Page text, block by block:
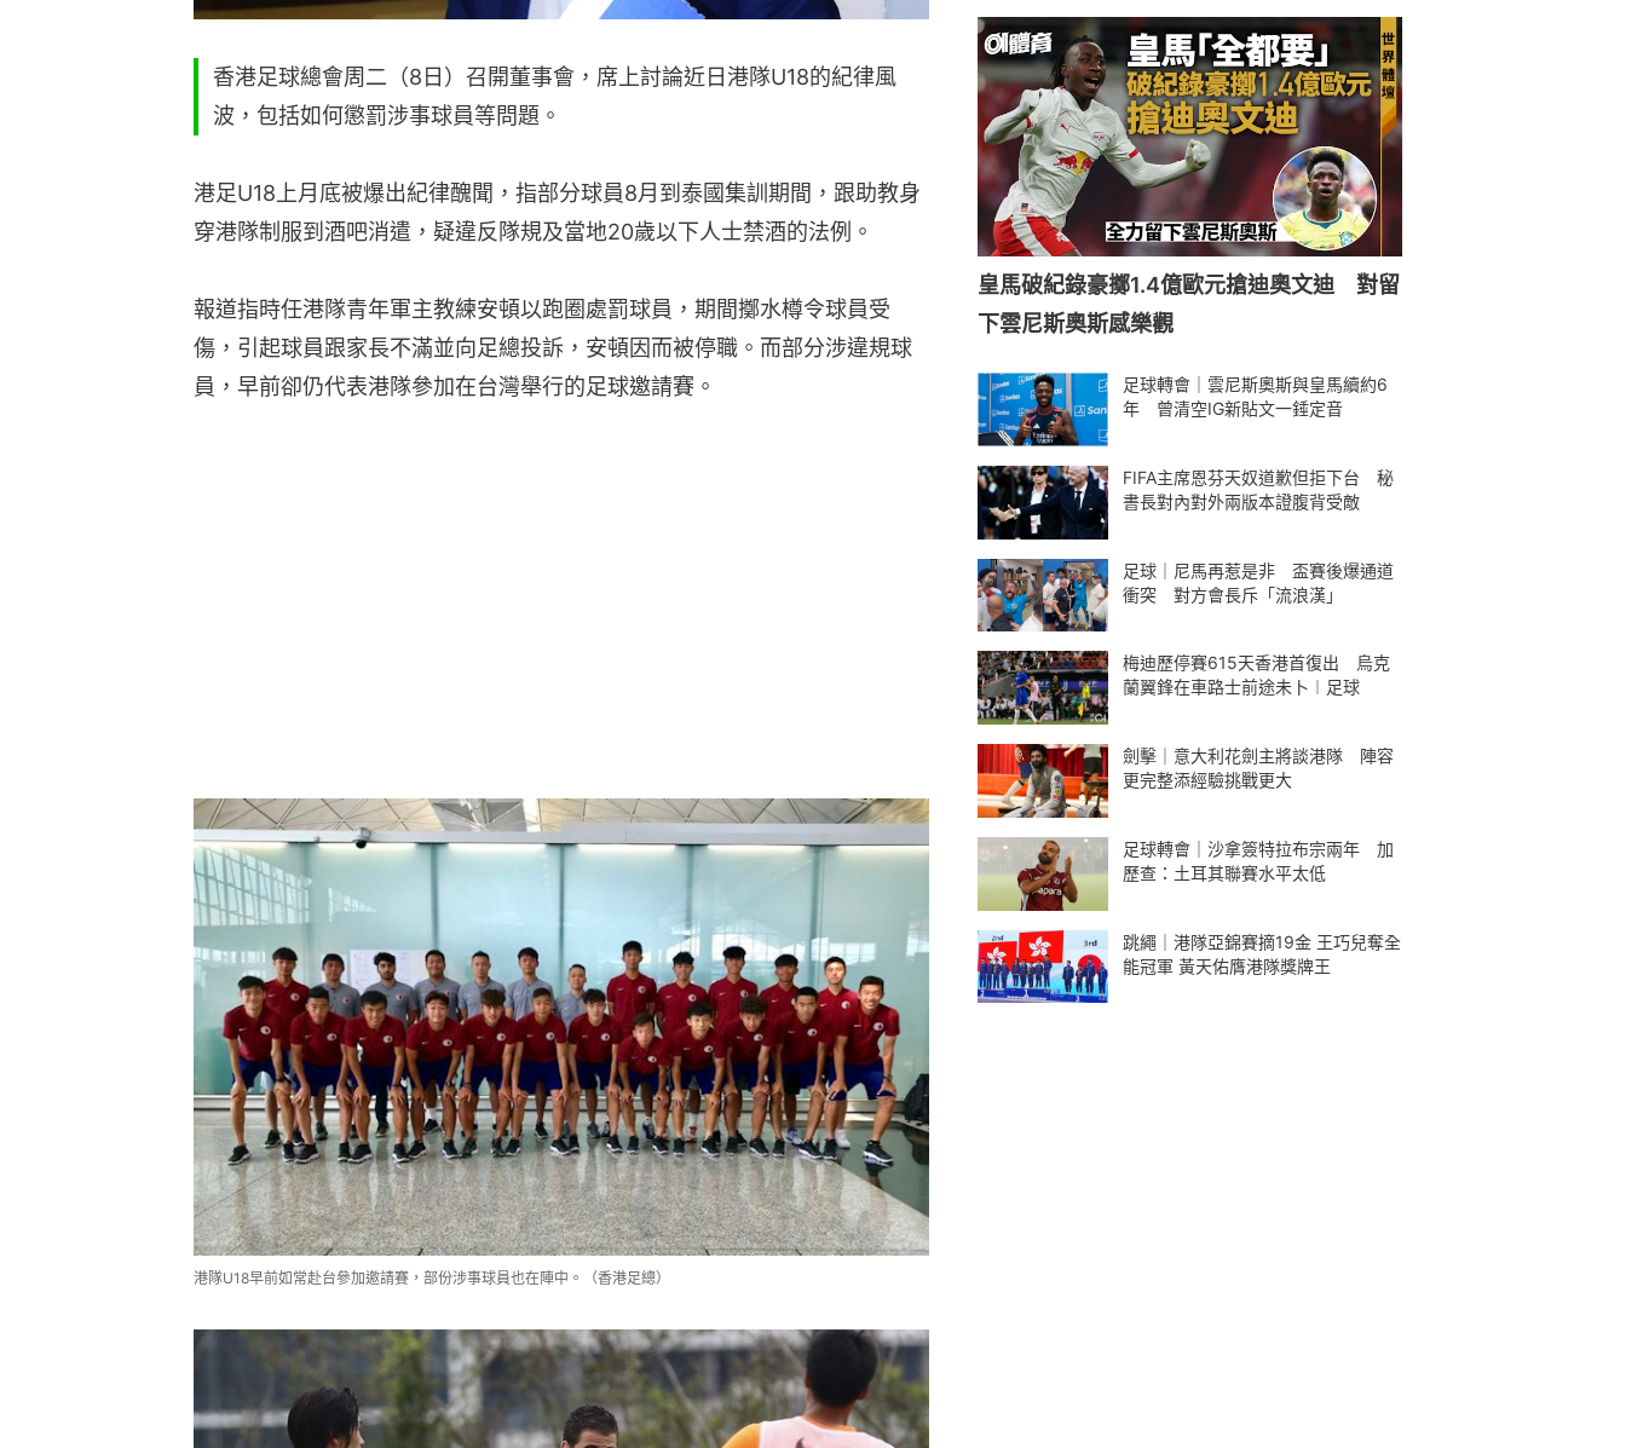
香港足球總會周二（8日）召開董事會，席上討論近日港隊U18的紀律風
波，包括如何懲罰涉事球員等問題。
港足U18上月底被爆出紀律醜聞，指部分球員8月到泰國集訓期間，跟助教身
穿港隊制服到酒吧消遣，疑違反隊規及當地20歲以下人士禁酒的法例。
報道指時任港隊青年軍主教練安頓以跑圈處罰球員，期間擲水樽令球員受
傷，引起球員跟家長不滿並向足總投訴，安頓因而被停職。而部分涉違規球
員，早前卻仍代表港隊參加在台灣舉行的足球邀請賽。
港隊U18早前如常赴台參加邀請賽，部份涉事球員也在陣中。（香港足總）
皇馬破紀錄豪擲1.4億歐元搶迪奧文迪 對留
下雲尼斯奧斯感樂觀
足球轉會｜雲尼斯奧斯與皇馬續約6
年 曾清空IG新貼文一錘定音
FIFA主席恩芬天奴道歉但拒下台 秘
書長對內對外兩版本證腹背受敵
足球｜尼馬再惹是非 盃賽後爆通道
衝突 對方會長斥「流浪漢」
梅迪歷停賽615天香港首復出 烏克
蘭翼鋒在車路士前途未卜︱足球
劍擊｜意大利花劍主將談港隊 陣容
更完整添經驗挑戰更大
足球轉會｜沙拿簽特拉布宗兩年 加
歷查：土耳其聯賽水平太低
跳繩｜港隊亞錦賽摘19金 王巧兒奪全
能冠軍 黃天佑膺港隊獎牌王